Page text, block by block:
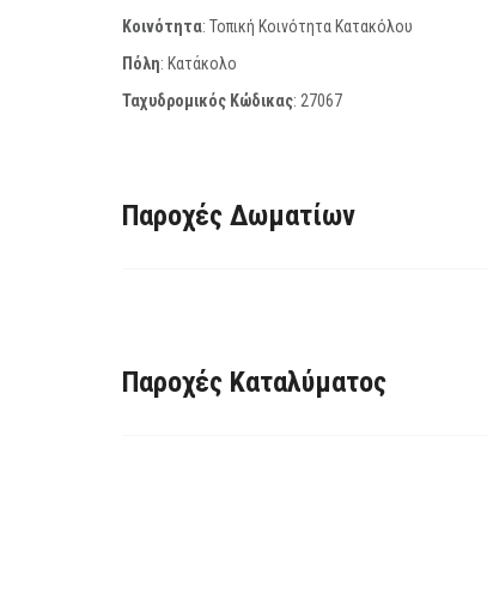
Κοινότητα: Τοπική Κοινότητα Κατακόλου
Πόλη: Κατάκολο
Ταχυδρομικός Κώδικας: 27067
Παροχές Δωματίων
Παροχές Καταλύματος